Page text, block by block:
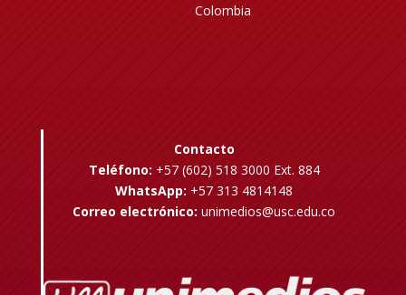
Colombia
Contacto
Teléfono: +57 (602) 518 3000 Ext. 884
WhatsApp: +57 313 4814148
Correo electrónico: unimedios@usc.edu.co